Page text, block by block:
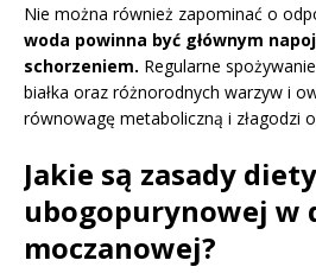
Nie można również zapominać o
woda powinna być głównym
schorzeniem. Regularne
białka oraz różnorodnych warzyw i
równowagę metaboliczną i złagodzi
Jakie są zasady diety
ubogopurynowej w
moczanowej?